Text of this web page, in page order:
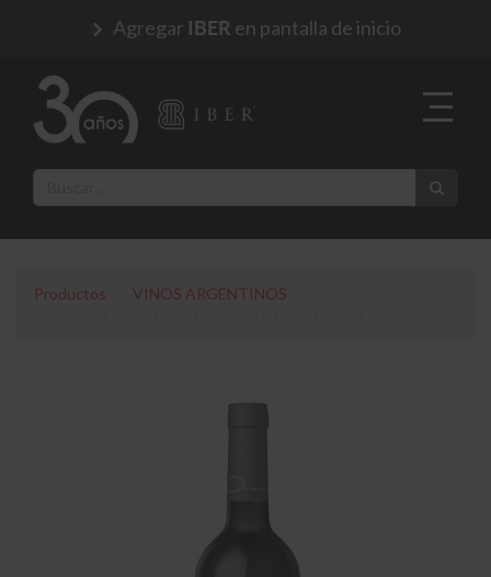
Agregar IBER en pantalla de inicio
Productos
VINOS ARGENTINOS